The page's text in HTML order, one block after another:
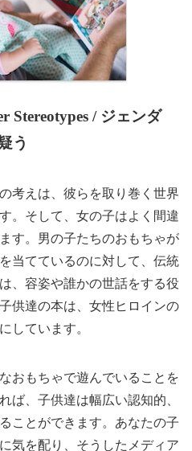
/ ジェンダ
う
考えは、彼らを取り巻く世界
。そして、女の子はよく間違
す。男の子たちのおもちゃが
当てているのに対して、伝統
、容姿や誰かの世話をする役
供達の本は、女性ヒロインの
しています。
おもちゃで遊んでいることを
ば、子供達は幅広い認知的、
ことができます。あなたの子
気を配り、そうしたメディア